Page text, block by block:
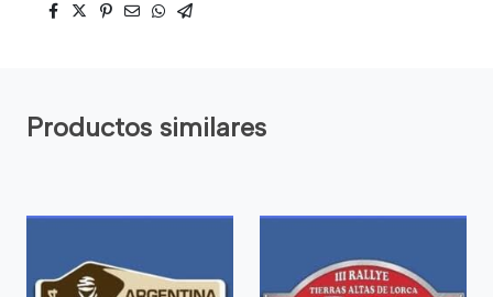
Productos similares